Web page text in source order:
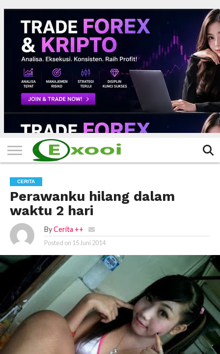
HOME
FILTER
BERITA
BIODATA
CERITA
CERPEN
EKSKLUSIF
FOTO
VIDEO
TIPS
MORE
CERITA
Perawanku hilang dalam
waktu 2 hari
By Cerita ++
Posted on 15 Juni 2014